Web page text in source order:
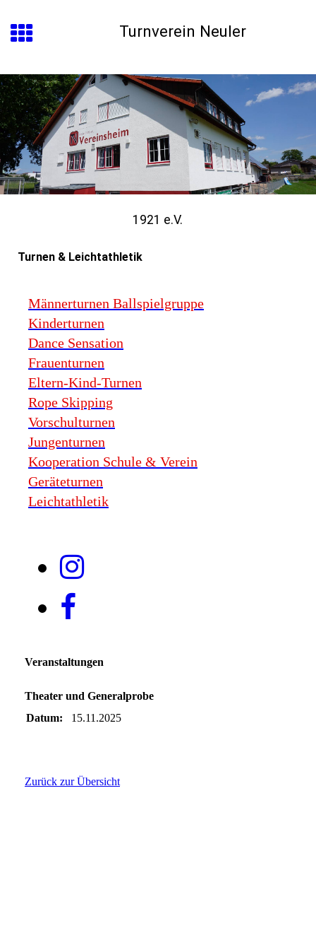
Turnverein Neuler
1921 e.V.
Turnen & Leichtathletik
Männerturnen Ballspielgruppe
Kinderturnen
Dance Sensation
Frauenturnen
Eltern-Kind-Turnen
Rope Skipping
Vorschulturnen
Jungenturnen
Kooperation Schule & Verein
Geräteturnen
Leichtathletik
Veranstaltungen
Theater und Generalprobe
Datum:
15.11.2025
Zurück zur Übersicht